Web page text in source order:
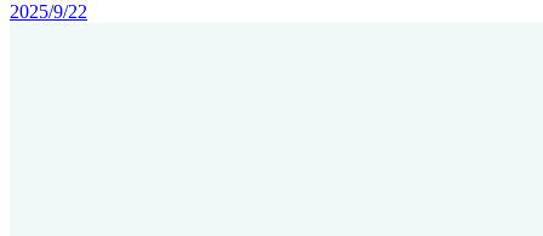
2025/9/22